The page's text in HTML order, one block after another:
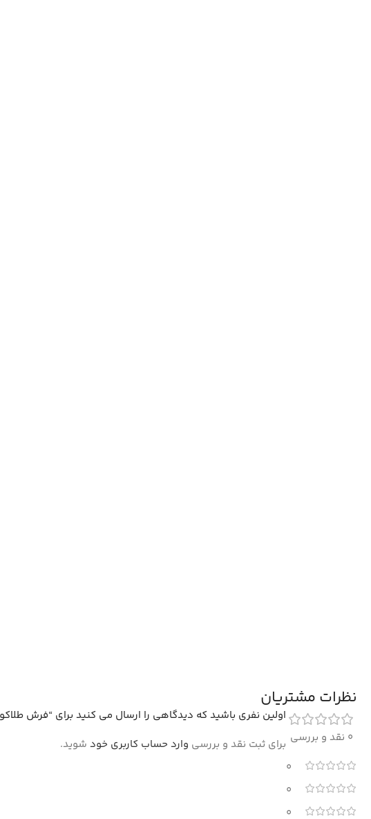
نظرات مشتریان
0 نقد و بررسی
0
0
0
اولین نفری باشید که دیدگاهی را ارسال می کنید برای “فرش طلاکوب طرح گلک رنگ نقره
برای ثبت نقد و بررسی وارد حساب کاربری خود شوید.